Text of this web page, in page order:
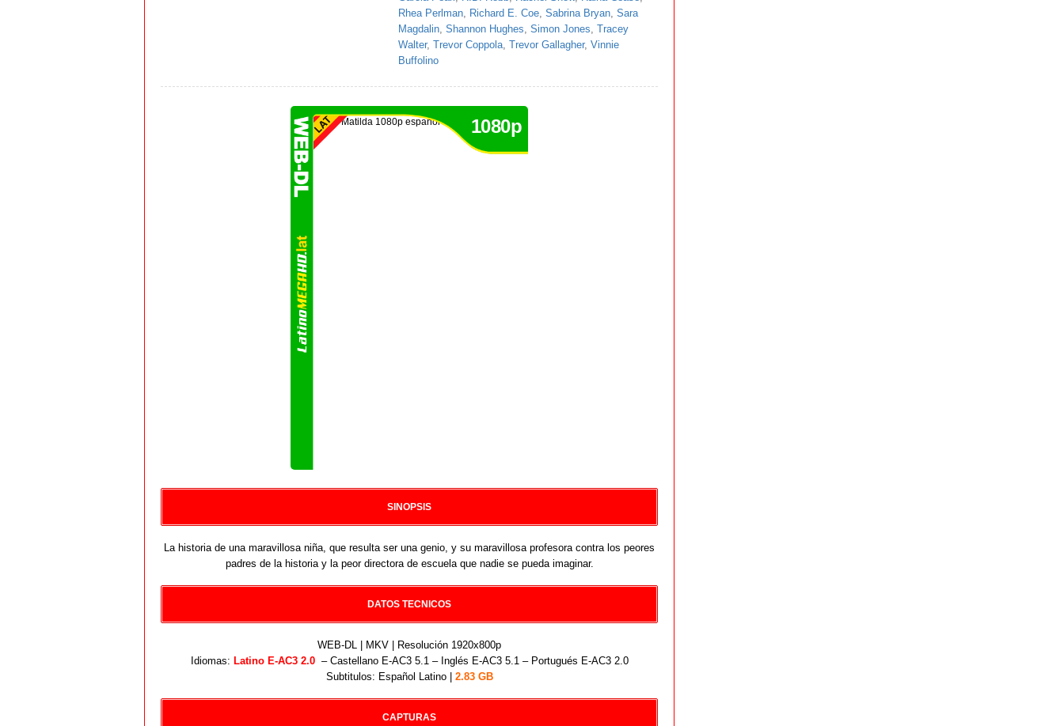
Rhea Perlman, Richard E. Coe, Sabrina Bryan, Sara
Magdalin, Shannon Hughes, Simon Jones, Tracey
Walter, Trevor Coppola, Trevor Gallagher, Vinnie
Buffolino
1080p
SINOPSIS
La historia de una maravillosa niña, que resulta ser una genio, y su maravillosa profesora contra los peores
padres de la historia y la peor directora de escuela que nadie se pueda imaginar.
DATOS TECNICOS
WEB-DL | MKV | Resolución 1920x800p
Idiomas: Latino E-AC3 2.0 – Castellano E-AC3 5.1 – Inglés E-AC3 5.1 – Portugués E-AC3 2.0
Subtitulos: Español Latino | 2.83 GB
CAPTURAS